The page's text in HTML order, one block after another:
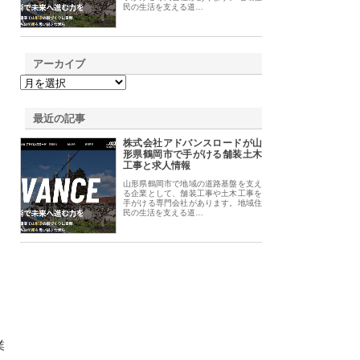
民の生活を支える道…
アーカイブ
最近の記事
株式会社アドバンスロードが山
形県鶴岡市で手がける舗装土木
工事と求人情報
山形県鶴岡市で地域の道路基盤を支え
る企業として、舗装工事や土木工事を
手がける専門会社があります。地域住
民の生活を支える道…